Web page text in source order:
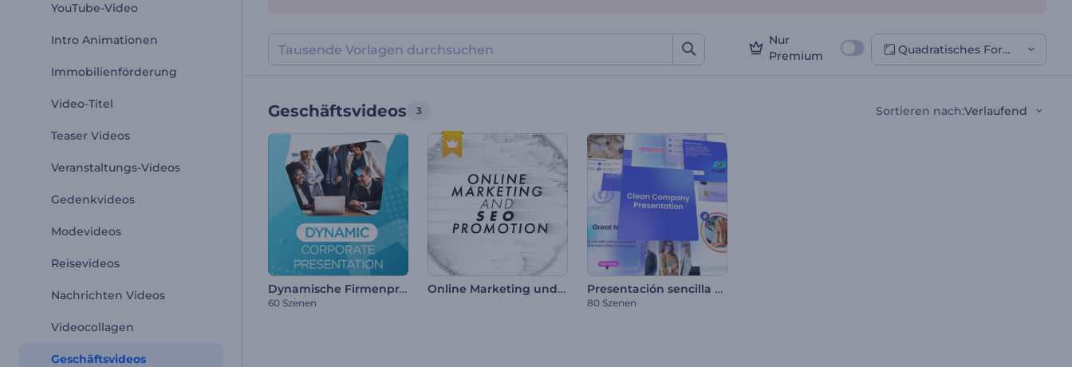
YouTube-Video
Intro Animationen
Immobilienförderung
Video-Titel
Teaser Videos
Veranstaltungs-Videos
Gedenkvideos
Modevideos
Reisevideos
Nachrichten Videos
Videocollagen
Geschäftsvideos
Nur
Premium
Quadratisches Format
Geschäftsvideos 3 Sortieren nach:Verlaufend
Dynamische Firmenpräsentation
60 Szenen
Online Marketing und SEO Werbung Presentación sencilla para empresas
80 Szenen